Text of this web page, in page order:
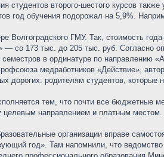
студентов второго-шестого курсов
год обучения подорожал на 5,9%.
Волгоградского ГМУ. Так, стоимость
со 173 тыс. до 205 тыс. руб. Согласно
в ординатуре по направлению
медработников «Действие»,
дорогих: родителям студентов,
тем, что почти все бюджетные
направлением и платным
организации вправе
год». Там напомнили, что